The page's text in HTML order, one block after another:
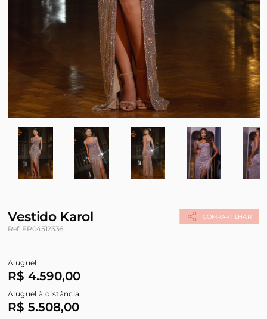
COMPARTILHAR
Vestido Karol
Ref: FP04512336
Aluguel
R$ 4.590,00
Aluguel à distância
R$ 5.508,00